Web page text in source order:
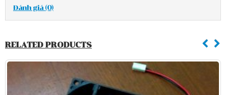
Đánh giá (0)
RELATED PRODUCTS